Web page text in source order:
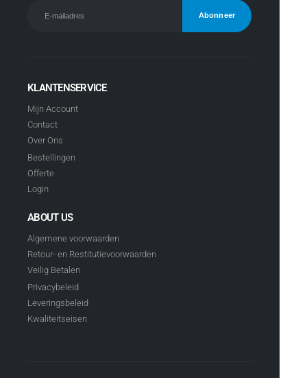
KLANTENSERVICE
Mijn Account
Contact
Over Ons
Bestellingen
Offerte
Login
ABOUT US
Algemene voorwaarden
Retour- en Restitutievoorwaarden
Veilig Betalen
Privacybeleid
Leveringsbeleid
Kwaliteitseisen